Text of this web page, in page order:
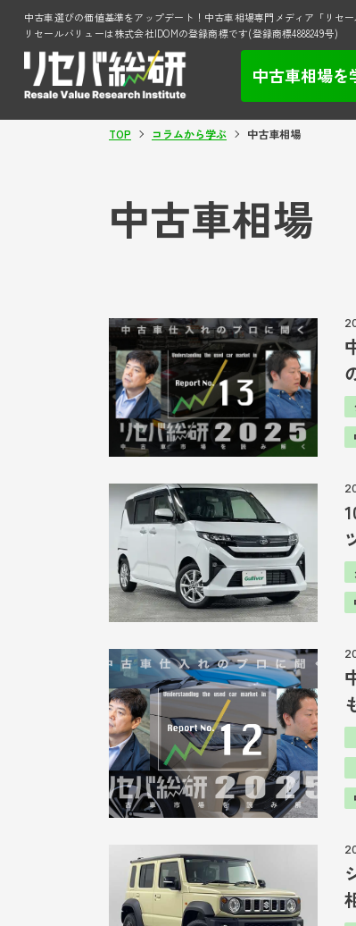
中古車選びの価値基準をアップデート！中古車相場専門メディア「リセー
リセールバリューは株式会社IDOMの登録商標です(登録商標4888249号)
中古車相場を
TOP コラムから学ぶ 中古車相場
中古車相場